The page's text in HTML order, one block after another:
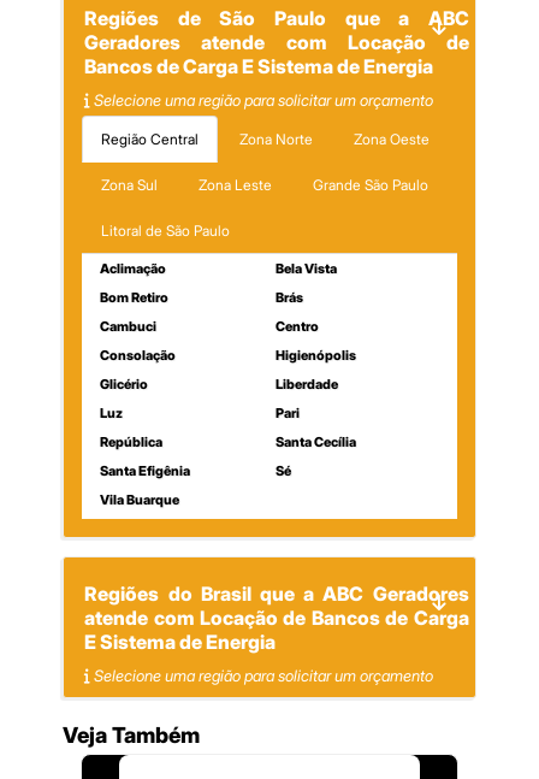
Regiões de São Paulo que a ABC
Geradores atende com Locação de
Bancos de Carga E Sistema de Energia
Selecione uma região para solicitar um orçamento
Região Central Zona Norte Zona Oeste
Zona Sul Zona Leste Grande São Paulo
Litoral de São Paulo
Aclimação
Bela Vista
Bom Retiro
Brás
Cambuci
Centro
Consolação
Higienópolis
Glicério
Liberdade
Luz
Pari
República
Santa Cecília
Santa Efigênia
Sé
Vila Buarque
Regiões do Brasil que a ABC Geradores
atende com Locação de Bancos de Carga
E Sistema de Energia
Selecione uma região para solicitar um orçamento
Veja Também